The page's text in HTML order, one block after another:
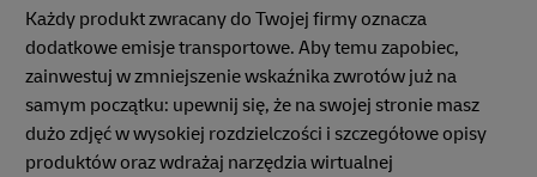
Każdy produkt zwracany do Twojej firmy oznacza
dodatkowe emisje transportowe. Aby temu zapobiec,
zainwestuj w zmniejszenie wskaźnika zwrotów już na
samym początku: upewnij się, że na swojej stronie masz
dużo zdjęć w wysokiej rozdzielczości i szczegółowe opisy
produktów oraz wdrażaj narzędzia wirtualnej